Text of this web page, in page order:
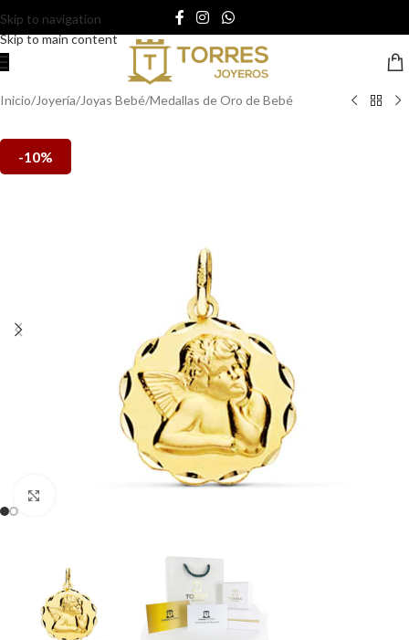
Skip to navigation
Skip to main content
Inicio/Joyería/Joyas Bebé/Medallas de Oro de Bebé
-10%